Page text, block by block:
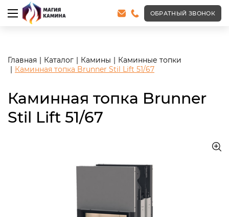
<meta name="robots" content="noindex, follow"/>
ОБРАТНЫЙ ЗВОНОК
Главная Каталог Камины
Каминные топки
Каминная топка Brunner Stil Lift 51/67
Каминная топка Brunner
Stil Lift 51/67